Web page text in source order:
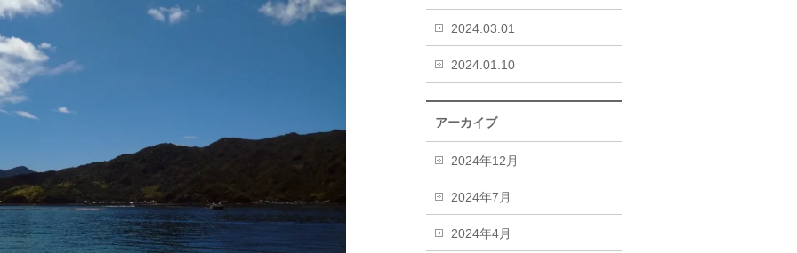
2024.03.01
2024.01.10
アーカイブ
2024年12月
2024年7月
2024年4月